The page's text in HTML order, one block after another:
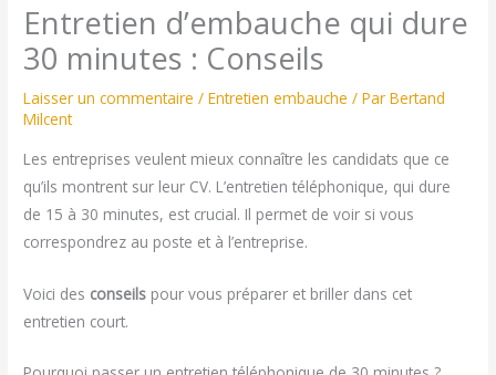
Entretien d’embauche qui dure
30 minutes : Conseils
Laisser un commentaire /Entretien embauche / ParBertand
Milcent
Les entreprises veulent mieux connaître les candidats que ce
qu’ils montrent sur leur CV. L’entretien téléphonique, qui dure
de 15 à 30 minutes, est crucial. Il permet de voir si vous
correspondrez au poste et à l’entreprise.
Voici des conseils pour vous préparer et briller dans cet
entretien court.